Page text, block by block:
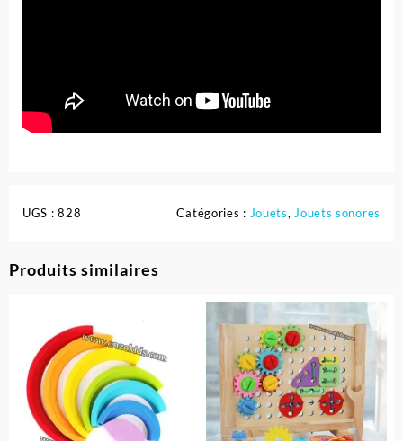
UGS :828 Catégories : Jouets, Jouets sonores
Produits similaires